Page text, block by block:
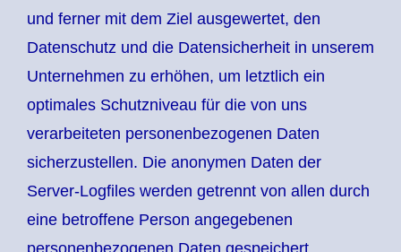
und ferner mit dem Ziel ausgewertet, den
Datenschutz und die Datensicherheit in unserem
Unternehmen zu erhöhen, um letztlich ein
optimales Schutzniveau für die von uns
verarbeiteten personenbezogenen Daten
sicherzustellen. Die anonymen Daten der
Server-Logfiles werden getrennt von allen durch
eine betroffene Person angegebenen
personenbezogenen Daten gespeichert.